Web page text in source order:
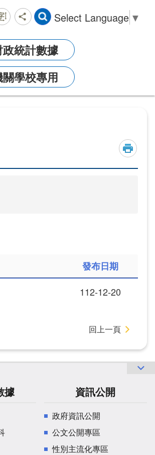
Select Language ▼
政統計數據
學校專用
發布日期
112-12-20
回上一頁
據 資訊公開
政府資訊公開
公文公開專區
性別主流化專區